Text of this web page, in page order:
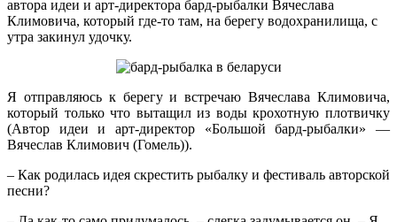
автора идеи и арт-директора бард-рыбалки Вячеслава
Климовича, который где-то там, на берегу водохранилища, с
утра закинул удочку.
Я отправляюсь к берегу и встречаю Вячеслава Климовича,
который только что вытащил из воды крохотную плотвичку
(Автор идеи и арт-директор «Большой бард-рыбалки» —
Вячеслав Климович (Гомель)).
– Как родилась идея скрестить рыбалку и фестиваль авторской
песни?